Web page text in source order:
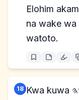
Elohim
na wake
watoto.
18 Kwa kuwa 𐤉𐤄𐤅𐤄 alikuwa amefunga